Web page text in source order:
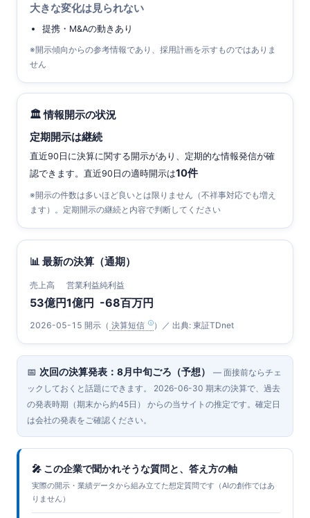
大きな変化は見られない
提携・M&Aの動きあり
※開示傾向からの参考情報であり、採用計画を示すものではありま
せん
🏛 情報開示の状況
定期開示は継続
直近90日に決算に関する開示があり、定期的な情報発信が確
認できます。直近90日の適時開示は10件
※開示の件数は多いほど良いとは限りません（不祥事対応でも増え
ます）。定期開示の継続と内容で判断してください
📊 最新の決算（通期）
売上高
53億円
営業利益
1億円
純利益
-68百万円
2026-05-15 開示（ 決算短信 ）／ 出典: 東証TDnet
📅 次回の決算発表：8月中旬ごろ（予想）
— 面接前ならチェ
ックしておくと話題にできます。 2026-06-30 期末の決算で、過去
の発表時期（期末から約45日） からの当サイトの推定です。確定日
は会社の発表をご確認ください。
🎤 この企業で聞かれそうな質問と、答え方の軸
実際の開示・業績データから組み立てた想定質問です（AIの創作ではあ
りません）